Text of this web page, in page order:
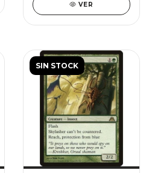
VER
SIN STOCK